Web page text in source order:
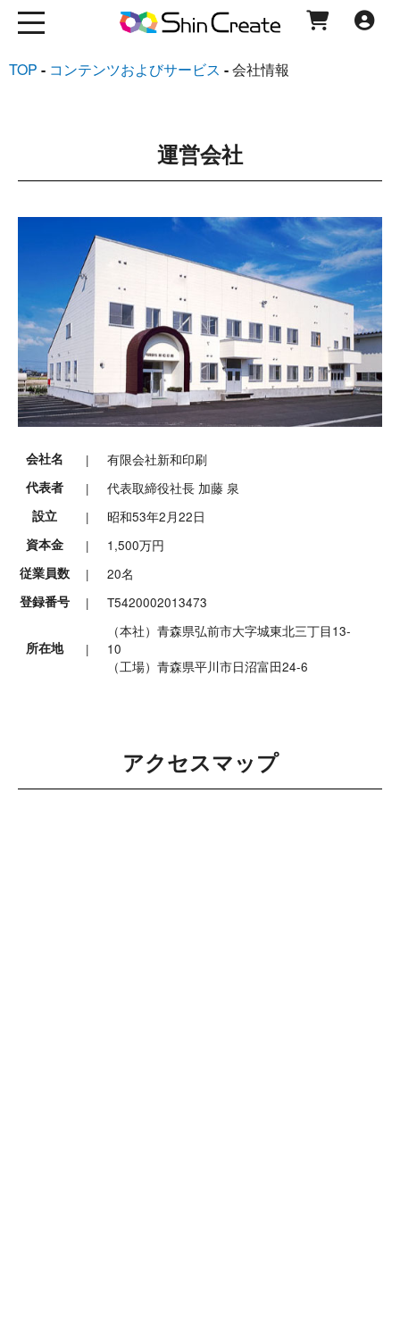
TOP コンテンツおよびサービス 会社情報
運営会社
会社名 有限会社新和印刷
代表者 代表取締役社⻑ 加藤 泉
設⽴ 昭和53年2⽉22⽇
資本⾦ 1,500万円
従業員数 20名
登録番号 T5420002013473
所在地
（本社）⻘森県弘前市⼤字城東北三丁⽬13-
10
（⼯場）⻘森県平川市⽇沼富⽥24-6
アクセスマップ